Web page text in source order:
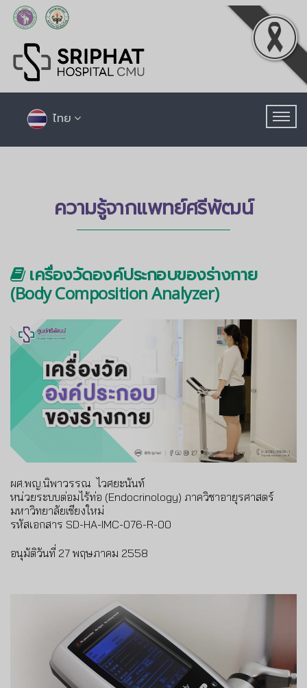
ไทย
ความรู้จากแพทย์ศรีพัฒน์
เครื่องวัดองค์ประกอบของร่างกาย
(Body Composition Analyzer)
ผศ.พญ.นิพาวรรณ ไวศยะนันท์
หน่วยระบบต่อมไร้ท่อ (Endocrinology) ภาควิชาอายุรศาสตร์
มหาวิทยาลัยเชียงใหม่
รหัสเอกสาร SD-HA-IMC-076-R-00
อนุมัติวันที่ 27 พฤษภาคม 2558